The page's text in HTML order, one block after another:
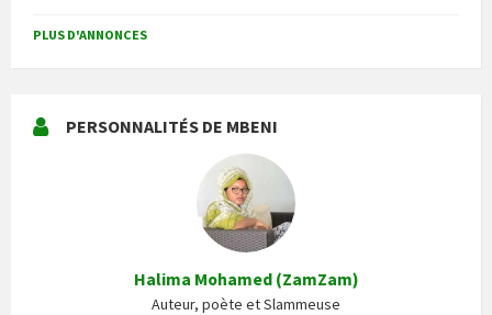
PLUS D'ANNONCES
PERSONNALITÉS DE MBENI
Halima Mohamed (ZamZam)
Auteur, poète et Slammeuse